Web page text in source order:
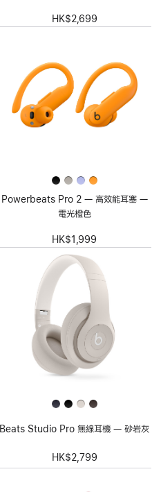
HK$2,699
Powerbeats Pro 2 — 高效能耳塞 —
電光橙色
HK$1,999
Beats Studio Pro 無線耳機 — 砂岩灰
HK$2,799